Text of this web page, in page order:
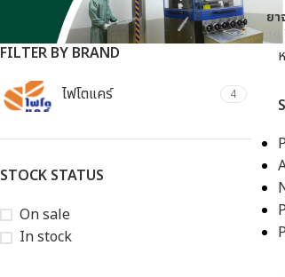
ยา
FILTER BY BRAND
ไฟโตแคร์
4
STOCK STATUS
On sale
In stock